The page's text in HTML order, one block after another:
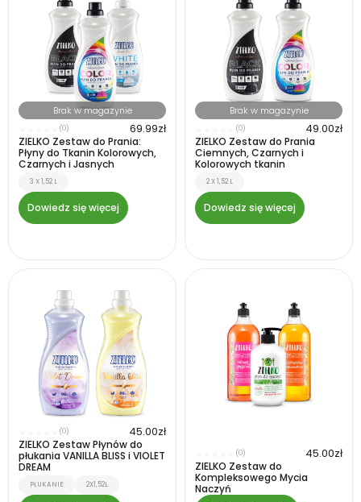
Brak w magazynie
(0) 69.99zł
ZIELKO Zestaw do Prania:
Płyny do Tkanin Kolorowych,
Czarnych i Jasnych
3 X 1,52 L
Dowiedz się więcej
Brak w magazynie
(0) 49.00zł
ZIELKO Zestaw do Prania
Ciemnych, Czarnych i
Kolorowych tkanin
2 X 1,52 L
Dowiedz się więcej
(0) 45.00zł
ZIELKO Zestaw Płynów do
płukania VANILLA BLISS i VIOLET
DREAM
PŁUKANIE 2X1,52L
(0) 45.00zł
ZIELKO Zestaw do
Kompleksowego Mycia
Naczyń